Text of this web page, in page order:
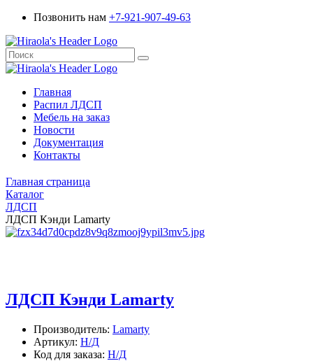
Позвонить нам +7-921-907-49-63
Главная
Распил ЛДСП
Мебель на заказ
Новости
Документация
Контакты
Главная страница
Каталог
ЛДСП
ЛДСП Кэнди Lamarty
ЛДСП Кэнди Lamarty
Производитель: Lamarty
Артикул: Н/Д
Код для заказа: Н/Д